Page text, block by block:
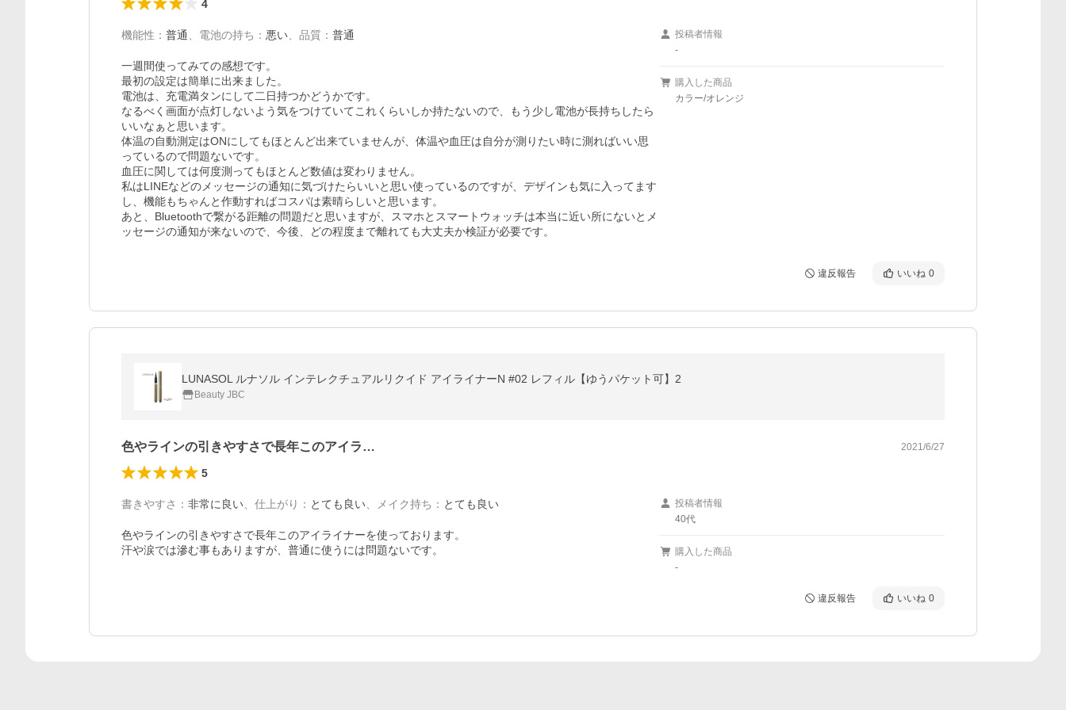
4
機能性 ： 普通 電池の持ち ： 悪い 品質 ： 普通
一週間使ってみての感想です。
最初の設定は簡単に出来ました。
電池は、充電満タンにして二日持つかどうかです。
なるべく画面が点灯しないよう気をつけていてこれくらいしか持たないので、もう少し電池が長持ちしたら
いいなぁと思います。
体温の自動測定はONにしてもほとんど出来ていませんが、体温や血圧は自分が測りたい時に測ればいい思
っているので問題ないです。
血圧に関しては何度測ってもほとんど数値は変わりません。
私はLINEなどのメッセージの通知に気づけたらいいと思い使っているのですが、デザインも気に入ってます
し、機能もちゃんと作動すればコスパは素晴らしいと思います。
あと、Bluetoothで繋がる距離の問題だと思いますが、スマホとスマートウォッチは本当に近い所にないとメ
ッセージの通知が来ないので、今後、どの程度まで離れても大丈夫か検証が必要です。
投稿者情報
-
購入した商品
カラー/オレンジ
違反報告 いいね 0
LUNASOL ルナソル インテレクチュアルリクイド アイライナーN #02 レフィル【ゆうパケット可】2
Beauty JBC
色やラインの引きやすさで長年このアイラ… 2021/6/27
5
書きやすさ ： 非常に良い 仕上がり ： とても良い メイク持ち ： とても良い
色やラインの引きやすさで長年このアイライナーを使っております。
汗や涙では滲む事もありますが、普通に使うには問題ないです。
投稿者情報
40代
購入した商品
-
違反報告 いいね 0